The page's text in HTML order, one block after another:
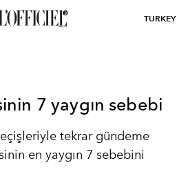
TURKEY
7 yaygın sebebi
tekrar gündeme
en yaygın 7 sebebini